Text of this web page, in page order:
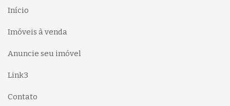
Início
Imóveis à venda
Anuncie seu imóvel
Link3
Contato